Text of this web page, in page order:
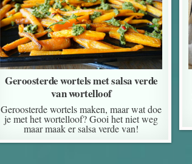
Geroosterde wortels met salsa verde
van wortelloof
Geroosterde wortels maken, maar wat doe
je met het wortelloof? Gooi het niet weg
maar maak er salsa verde van!